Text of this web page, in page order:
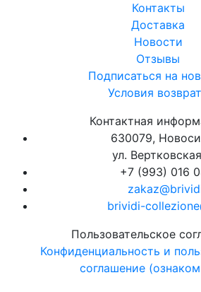
Контакты
Доставка
Новости
Отзывы
Подписаться на
Условия
Контактная
630079,
ул.
+7 (993) 016
brividi-
Пользовательское
Конфиденциальность и
соглашение